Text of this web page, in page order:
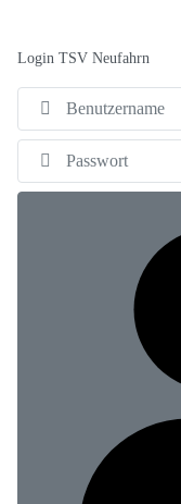
Login TSV Neufahrn